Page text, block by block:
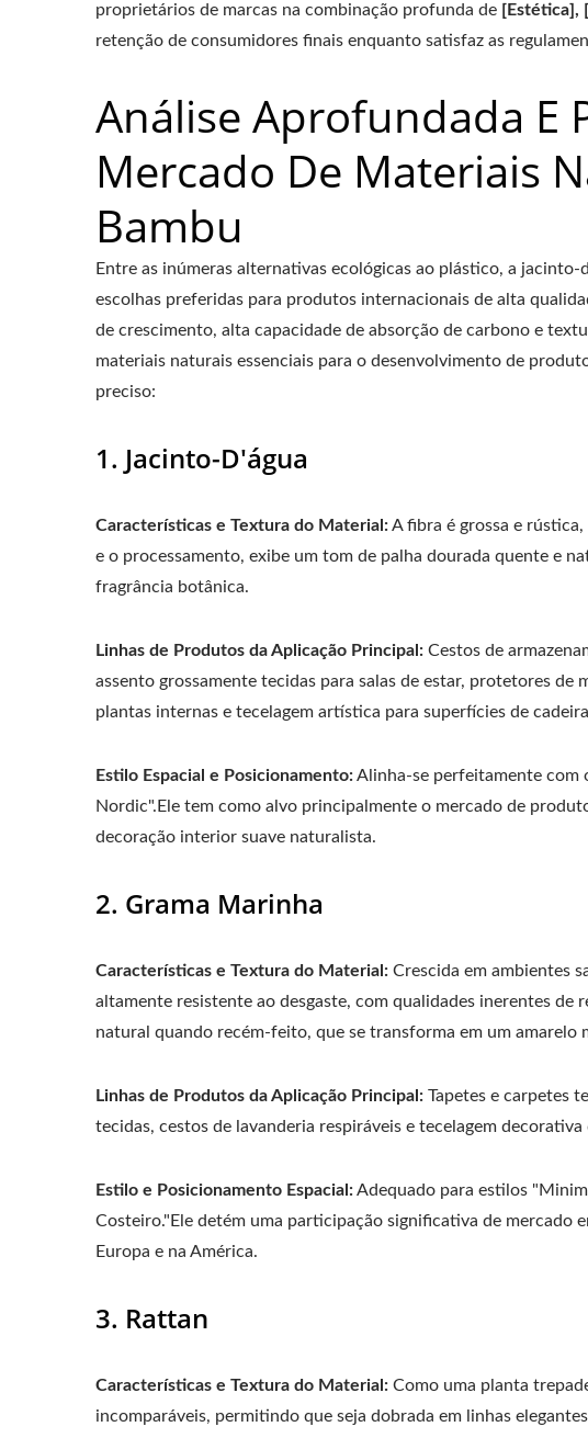
proprietários de marcas na combinação profunda de [Estética],
retenção de consumidores finais enquanto satisfaz as
Análise Aprofundada E
Mercado De Materiais
Bambu
Entre as inúmeras alternativas ecológicas ao plástico, a
escolhas preferidas para produtos internacionais de alta
de crescimento, alta capacidade de absorção de carbono e
materiais naturais essenciais para o desenvolvimento de
preciso:
1. Jacinto-D'água
Características e Textura do Material:A fibra é grossa e
e o processamento, exibe um tom de palha dourada quente e
fragrância botânica.
Linhas de Produtos da Aplicação Principal: Cestos de
assento grossamente tecidas para salas de estar, protetores de
plantas internas e tecelagem artística para superfícies de
Estilo Espacial e Posicionamento:Alinha-se perfeitamente com
Nordic".Ele tem como alvo principalmente o mercado de
decoração interior suave naturalista.
2. Grama Marinha
Características e Textura do Material: Crescida em ambientes
altamente resistente ao desgaste, com qualidades inerentes
natural quando recém-feito, que se transforma em um amarelo
Linhas de Produtos da Aplicação Principal: Tapetes e carpetes
tecidas, cestos de lavanderia respiráveis e tecelagem
Estilo e Posicionamento Espacial:Adequado para estilos
Costeiro."Ele detém uma participação significativa de mercado
Europa e na América.
3. Rattan
Características e Textura do Material: Como uma planta
incomparáveis, permitindo que seja dobrada em linhas